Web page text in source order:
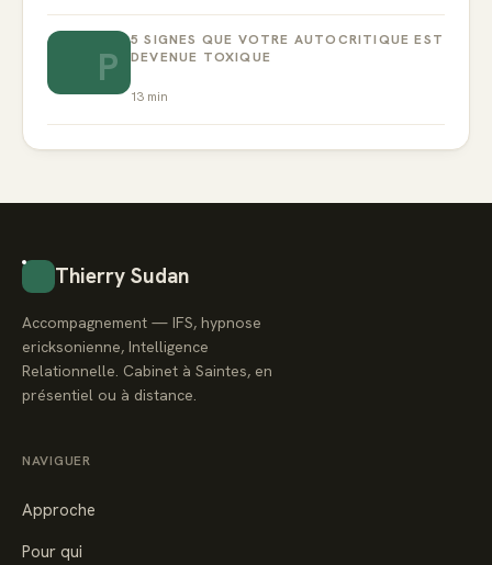
P
5 SIGNES QUE VOTRE AUTOCRITIQUE EST
DEVENUE TOXIQUE
13 min
Thierry Sudan
Accompagnement — IFS, hypnose
ericksonienne, Intelligence
Relationnelle. Cabinet à Saintes, en
présentiel ou à distance.
NAVIGUER
Approche
Pour qui